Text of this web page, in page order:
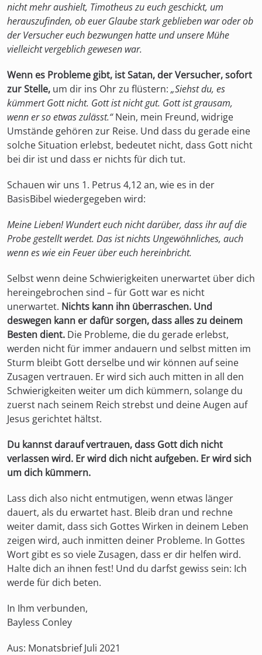
nicht mehr aushielt, Timotheus zu euch geschickt, um
herauszufinden, ob euer Glaube stark geblieben war oder ob
der Versucher euch bezwungen hatte und unsere Mühe
vielleicht vergeblich gewesen war.
Wenn es Probleme gibt, ist Satan, der Versucher, sofort
zur Stelle, um dir ins Ohr zu flüstern: „Siehst du, es
kümmert Gott nicht. Gott ist nicht gut. Gott ist grausam,
wenn er so etwas zulässt.“Nein, mein Freund, widrige
Umstände gehören zur Reise. Und dass du gerade eine
solche Situation erlebst, bedeutet nicht, dass Gott nicht
bei dir ist und dass er nichts für dich tut.
Schauen wir uns 1. Petrus 4,12 an, wie es in der
BasisBibel wiedergegeben wird:
Meine Lieben! Wundert euch nicht darüber, dass ihr auf die
Probe gestellt werdet. Das ist nichts Ungewöhnliches, auch
wenn es wie ein Feuer über euch hereinbricht.
Selbst wenn deine Schwierigkeiten unerwartet über dich
hereingebrochen sind – für Gott war es nicht
unerwartet. Nichts kann ihn überraschen. Und
deswegen kann er dafür sorgen, dass alles zu deinem
Besten dient. Die Probleme, die du gerade erlebst,
werden nicht für immer andauern und selbst mitten im
Sturm bleibt Gott derselbe und wir können auf seine
Zusagen vertrauen. Er wird sich auch mitten in all den
Schwierigkeiten weiter um dich kümmern, solange du
zuerst nach seinem Reich strebst und deine Augen auf
Jesus gerichtet hältst.
Du kannst darauf vertrauen, dass Gott dich nicht
verlassen wird. Er wird dich nicht aufgeben. Er wird sich
um dich kümmern.
Lass dich also nicht entmutigen, wenn etwas länger
dauert, als du erwartet hast. Bleib dran und rechne
weiter damit, dass sich Gottes Wirken in deinem Leben
zeigen wird, auch inmitten deiner Probleme. In Gottes
Wort gibt es so viele Zusagen, dass er dir helfen wird.
Halte dich an ihnen fest! Und du darfst gewiss sein: Ich
werde für dich beten.
In Ihm verbunden,
Bayless Conley
Aus: Monatsbrief Juli 2021